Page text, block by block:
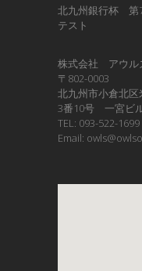
北九州銀行杯 第
テスト
株式会社 アウル
〒802-0003
北九州市小倉北区
3番10号 一宮ビ
TEL: 093-522-
Email: